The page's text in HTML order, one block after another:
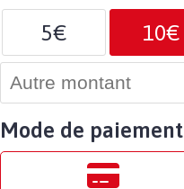
5€ 10€
Mode de paiement